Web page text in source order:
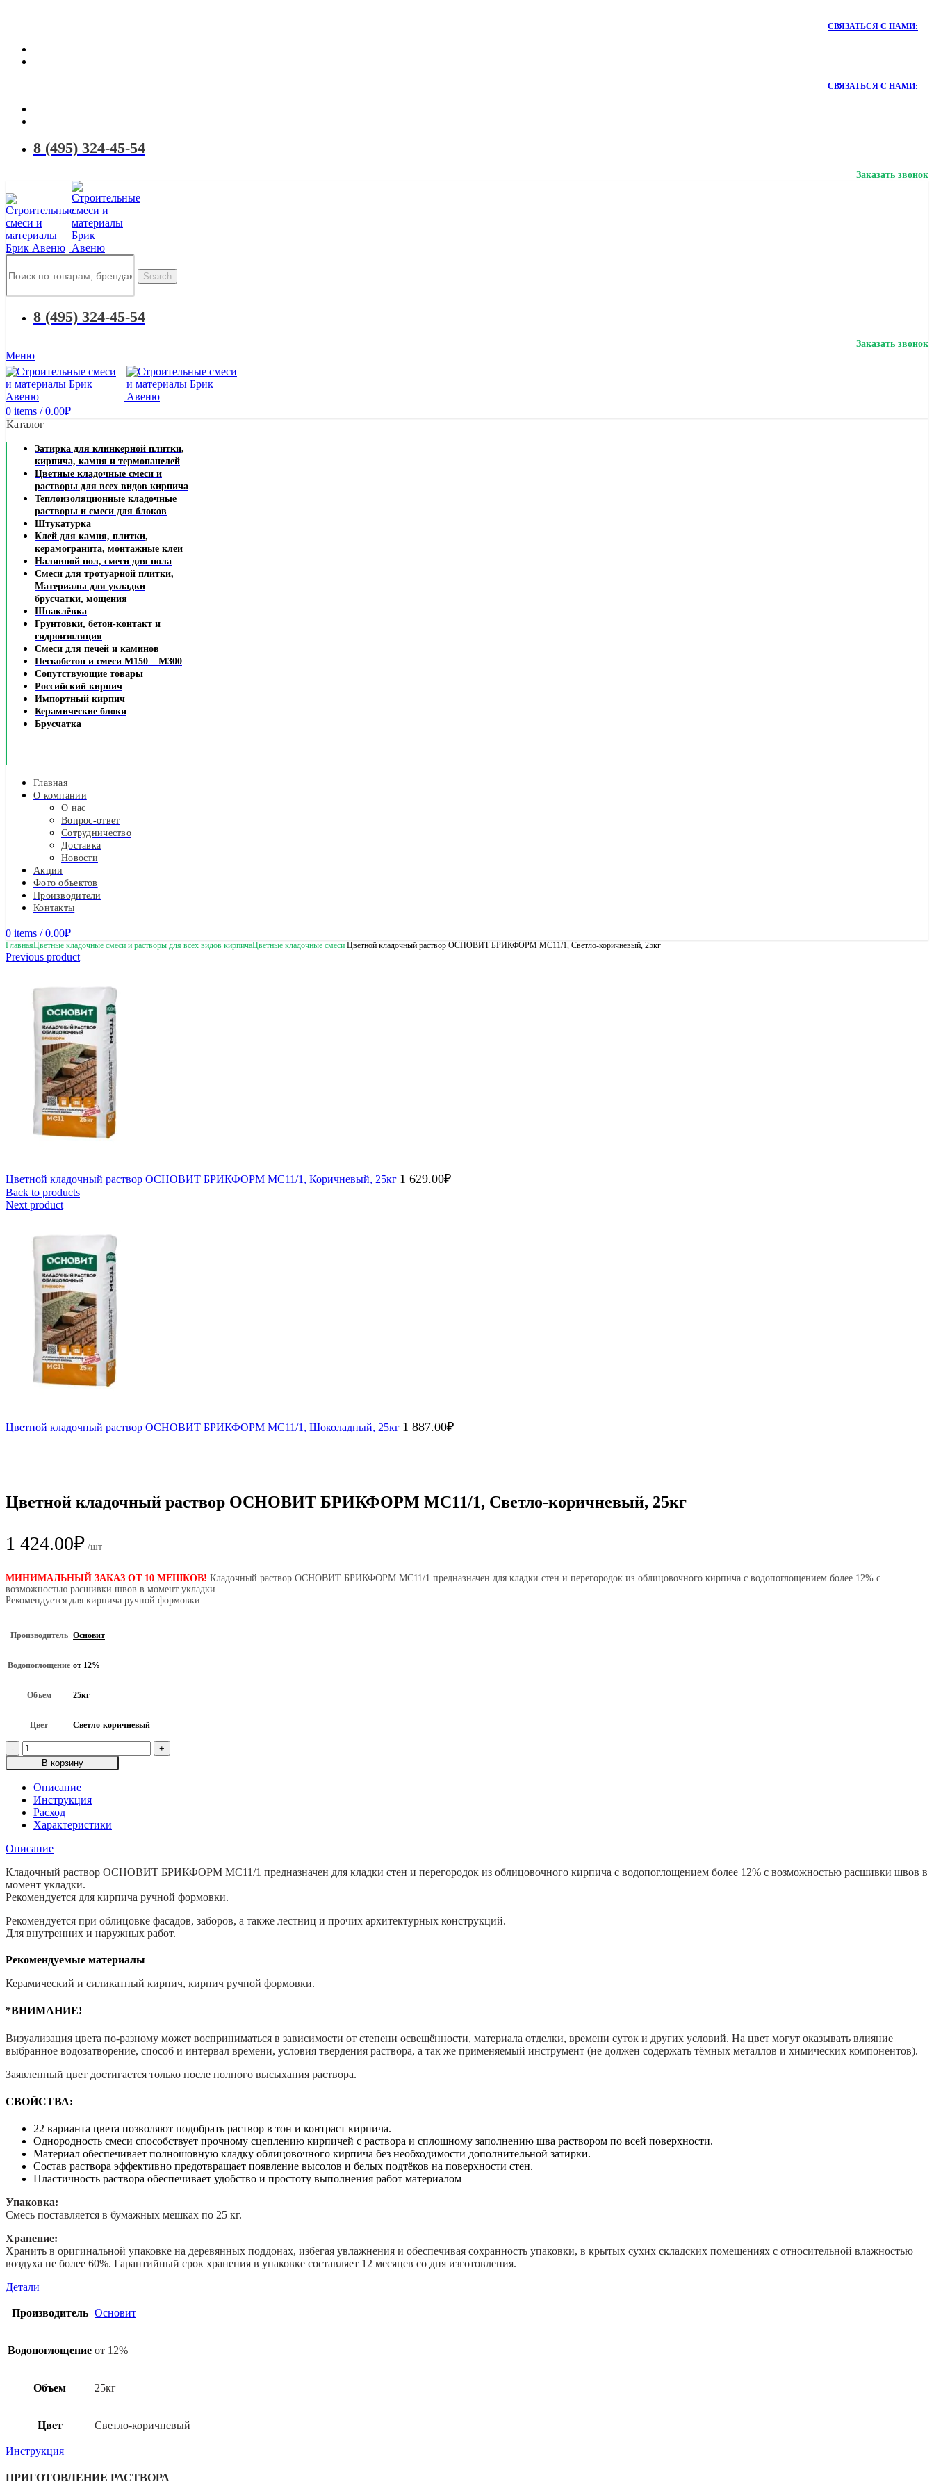
СВЯЗАТЬСЯ С НАМИ:
СВЯЗАТЬСЯ С НАМИ:
8 (495) 324-45-54
Заказать звонок
Search
8 (495) 324-45-54
Заказать звонок
Меню
0 items / 0.00₽
Каталог
Затирка для клинкерной плитки,
кирпича, камня и термопанелей
Цветные кладочные смеси и
растворы для всех видов кирпича
Теплоизоляционные кладочные
растворы и смеси для блоков
Штукатурка
Клей для камня, плитки,
керамогранита, монтажные клеи
Наливной пол, смеси для пола
Смеси для тротуарной плитки,
Материалы для укладки
брусчатки, мощения
Шпаклёвка
Грунтовки, бетон-контакт и
гидроизоляция
Смеси для печей и каминов
Пескобетон и смеси М150 – М300
Сопутствующие товары
Российский кирпич
Импортный кирпич
Керамические блоки
Брусчатка
Главная
О компании
О нас
Вопрос-ответ
Сотрудничество
Доставка
Новости
Акции
Фото объектов
Производители
Контакты
0 items / 0.00₽
ГлавнаяЦветные кладочные смеси и растворы для всех видов кирпичаЦветные кладочные смеси Цветной кладочный раствор ОСНОВИТ БРИКФОРМ MC11/1, Светло-коричневый, 25кг
Previous product
Цветной кладочный раствор ОСНОВИТ БРИКФОРМ MC11/1, Коричневый, 25кг 1 629.00₽
Back to products
Next product
Цветной кладочный раствор ОСНОВИТ БРИКФОРМ MC11/1, Шоколадный, 25кг 1 887.00₽
Цветной кладочный раствор ОСНОВИТ БРИКФОРМ MC11/1, Светло-коричневый, 25кг
1 424.00₽ /шт
МИНИМАЛЬНЫЙ ЗАКАЗ ОТ 10 МЕШКОВ! Кладочный раствор ОСНОВИТ БРИКФОРМ МС11/1 предназначен для кладки стен и перегородок из облицовочного кирпича с водопоглощением более 12% с
возможностью расшивки швов в момент укладки.
Рекомендуется для кирпича ручной формовки.
Производитель Основит
Водопоглощение от 12%
Объем 25кг
Цвет Светло-коричневый
Количество
товара
Цветной
кладочный
раствор
ОСНОВИТ
БРИКФОРМ
MC11/1,
Светло-
25кг
В корзину
Описание
Инструкция
Расход
Характеристики
Описание
Кладочный раствор ОСНОВИТ БРИКФОРМ МС11/1 предназначен для кладки стен и перегородок из облицовочного кирпича с водопоглощением более 12% с возможностью расшивки швов в
момент укладки.
Рекомендуется для кирпича ручной формовки.
Рекомендуется при облицовке фасадов, заборов, а также лестниц и прочих архитектурных конструкций.
Для внутренних и наружных работ.
Рекомендуемые материалы
Керамический и силикатный кирпич, кирпич ручной формовки.
*ВНИМАНИЕ!
Визуализация цвета по-разному может восприниматься в зависимости от степени освещённости, материала отделки, времени суток и других условий. На цвет могут оказывать влияние
выбранное водозатворение, способ и интервал времени, условия твердения раствора, а так же применяемый инструмент (не должен содержать тёмных металлов и химических компонентов).
Заявленный цвет достигается только после полного высыхания раствора.
СВОЙСТВА:
22 варианта цвета позволяют подобрать раствор в тон и контраст кирпича.
Однородность смеси способствует прочному сцеплению кирпичей с раствора и сплошному заполнению шва раствором по всей поверхности.
Материал обеспечивает полношовную кладку облицовочного кирпича без необходимости дополнительной затирки.
Состав раствора эффективно предотвращает появление высолов и белых подтёков на поверхности стен.
Пластичность раствора обеспечивает удобство и простоту выполнения работ материалом
Упаковка:
Смесь поставляется в бумажных мешках по 25 кг.
Хранение:
Хранить в оригинальной упаковке на деревянных поддонах, избегая увлажнения и обеспечивая сохранность упаковки, в крытых сухих складских помещениях с относительной влажностью
воздуха не более 60%. Гарантийный срок хранения в упаковке составляет 12 месяцев со дня изготовления.
Детали
Производитель Основит
Водопоглощение от 12%
Объем 25кг
Цвет Светло-коричневый
Инструкция
ПРИГОТОВЛЕНИЕ РАСТВОРА